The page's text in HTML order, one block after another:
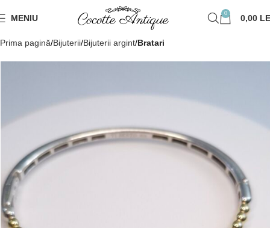
MENIU 0 0,00
Prima pagină Bijuterii Bijuterii argint Bratari